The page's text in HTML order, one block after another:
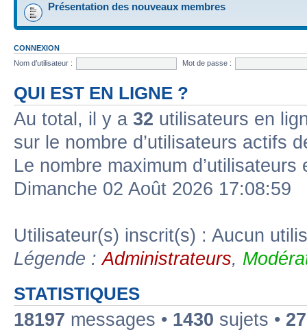
Présentation des nouveaux membres
CONNEXION
Nom d’utilisateur :
Mot de passe :
QUI EST EN LIGNE ?
Au total, il y a 32 utilisateurs en
sur le nombre d’utilisateurs actifs
Le nombre maximum
Dimanche 02 Août 2026 17:08:59
Utilisateur(s) inscrit(s) : Aucun
Légende :Administrateurs,
STATISTIQUES
18197 messages • 1430 sujets •